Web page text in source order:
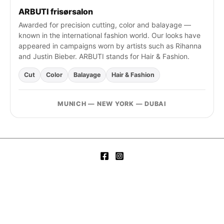
ARBUTI frisørsalon
Awarded for precision cutting, color and balayage —
known in the international fashion world. Our looks have
appeared in campaigns worn by artists such as Rihanna
and Justin Bieber. ARBUTI stands for Hair & Fashion.
Cut Color Balayage Hair & Fashion
MUNICH — NEW YORK — DUBAI